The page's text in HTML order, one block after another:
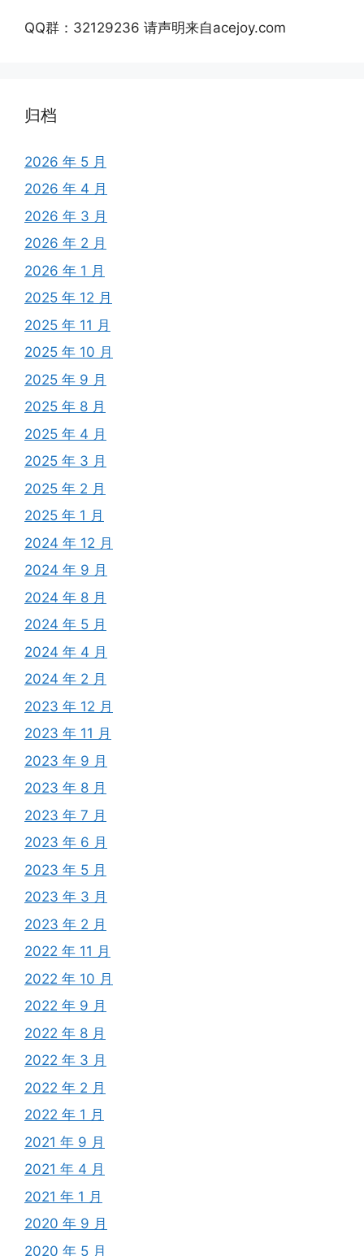
QQ群：32129236 请声明来自acejoy.com
归档
2026 年 5 月
2026 年 4 月
2026 年 3 月
2026 年 2 月
2026 年 1 月
2025 年 12 月
2025 年 11 月
2025 年 10 月
2025 年 9 月
2025 年 8 月
2025 年 4 月
2025 年 3 月
2025 年 2 月
2025 年 1 月
2024 年 12 月
2024 年 9 月
2024 年 8 月
2024 年 5 月
2024 年 4 月
2024 年 2 月
2023 年 12 月
2023 年 11 月
2023 年 9 月
2023 年 8 月
2023 年 7 月
2023 年 6 月
2023 年 5 月
2023 年 3 月
2023 年 2 月
2022 年 11 月
2022 年 10 月
2022 年 9 月
2022 年 8 月
2022 年 3 月
2022 年 2 月
2022 年 1 月
2021 年 9 月
2021 年 4 月
2021 年 1 月
2020 年 9 月
2020 年 5 月